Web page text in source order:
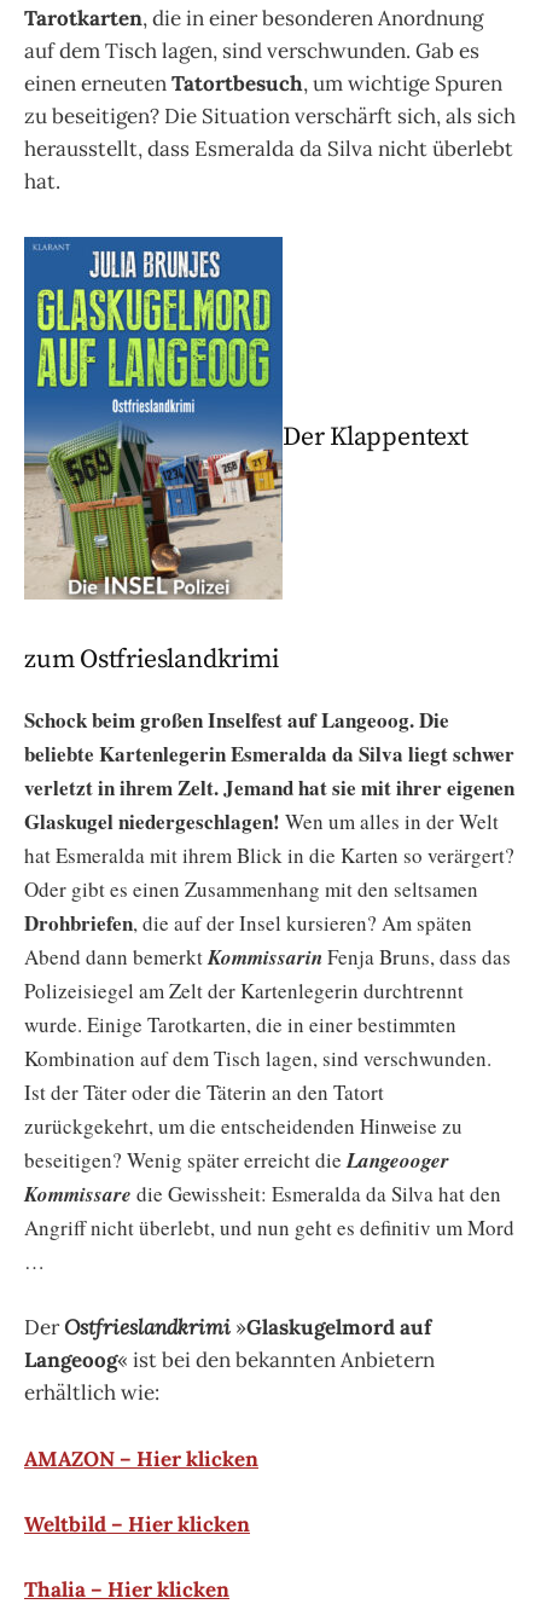
Tarotkarten, die in einer besonderen Anordnung
auf dem Tisch lagen, sind verschwunden. Gab es
einen erneutenTatortbesuch, um wichtige Spuren
zu beseitigen? Die Situation verschärft sich, als sich
herausstellt, dass Esmeralda da Silva nicht überlebt
hat.
Der Klappentext
zum Ostfrieslandkrimi
Schock beim großen Inselfest auf Langeoog.Die
beliebte Kartenlegerin Esmeralda da Silva liegt schwer
verletzt in ihrem Zelt. Jemand hat sie mit ihrer eigenen
Glaskugel niedergeschlagen! Wen um alles in der Welt
hat Esmeralda mit ihrem Blick in die Karten so verärgert?
Oder gibt es einen Zusammenhang mit den seltsamen
Drohbriefen, die auf der Insel kursieren? Am späten
Abend dann bemerktKommissarin Fenja Bruns, dass das
Polizeisiegel am Zelt der Kartenlegerin durchtrennt
wurde. Einige Tarotkarten, die in einer bestimmten
Kombination auf dem Tisch lagen, sind verschwunden.
Ist der Täter oder die Täterin an den Tatort
zurückgekehrt, um die entscheidenden Hinweise zu
beseitigen? Wenig später erreicht dieLangeooger
Kommissare die Gewissheit: Esmeralda da Silva hat den
Angriff nicht überlebt, und nun geht es definitiv um Mord
…
DerOstfrieslandkrimi »Glaskugelmord auf
Langeoog« ist bei den bekannten Anbietern
erhältlich wie:
AMAZON – Hier klicken
Weltbild – Hier klicken
Thalia – Hier klicken